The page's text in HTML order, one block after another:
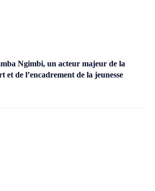
Ngimbi, un acteur majeur de la
et de l’encadrement de la jeunesse